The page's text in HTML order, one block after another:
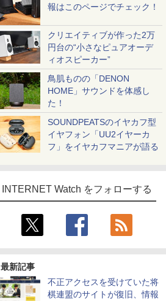
報はこのページでチェック！
クリエイティブが作った2万
円台の“小さなピュアオーデ
ィオスピーカー”
鳥肌ものの「DENON
HOME」サウンドを体感し
た！
SOUNDPEATSのイヤカフ型
イヤフォン「UU2イヤーカ
フ」をイヤカフマニアが語る
INTERNET Watch をフォローする
最新記事
不正アクセスを受けていた将
棋連盟のサイトが復旧、情報